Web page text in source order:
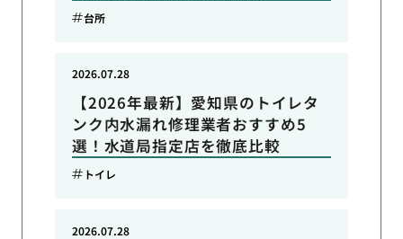
台所
【2026年最新】愛知県のトイレタ
ンク内水漏れ修理業者おすすめ5
選！水道局指定店を徹底比較
2026.07.28
トイレ
2026.07.28